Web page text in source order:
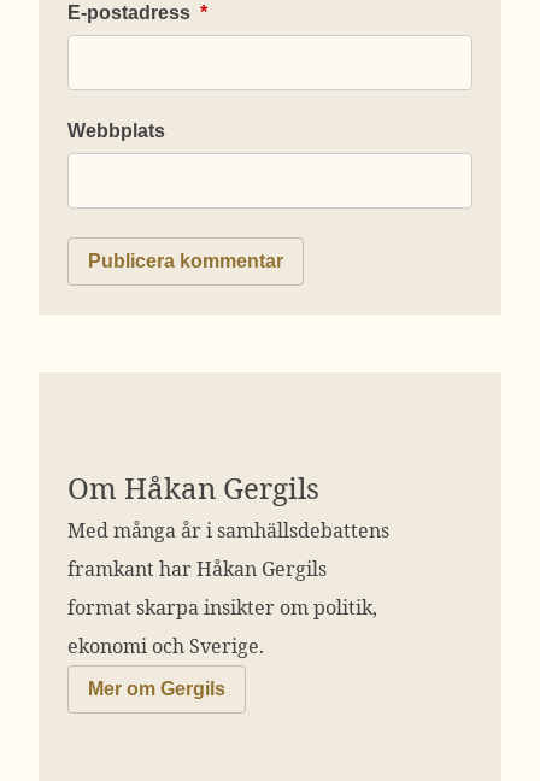
E-postadress *
Webbplats
Om Håkan Gergils
Med många år i samhällsdebattens
framkant har Håkan Gergils
format skarpa insikter om politik,
ekonomi och Sverige.
Mer om Gergils